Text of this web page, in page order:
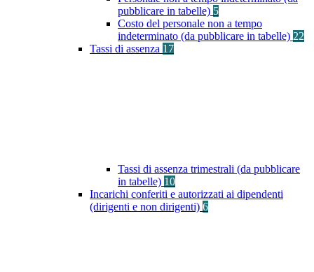
pubblicare in tabelle) 5
Costo del personale non a tempo
indeterminato (da pubblicare in tabelle) 22
Tassi di assenza 17
Tassi di assenza trimestrali (da pubblicare
in tabelle) 10
Incarichi conferiti e autorizzati ai dipendenti
(dirigenti e non dirigenti) 6